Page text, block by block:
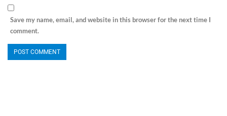
Save my name, email, and website in this browser for the next time I
comment.